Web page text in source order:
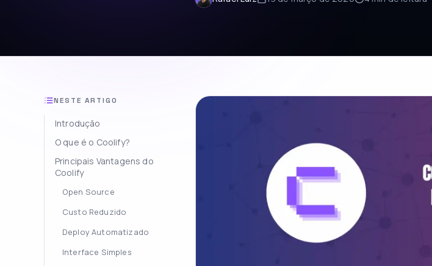
NESTE ARTIGO
Introdução
O que é o Coolify?
Principais Vantagens do
Coolify
Open Source
Custo Reduzido
Deploy Automatizado
Interface Simples